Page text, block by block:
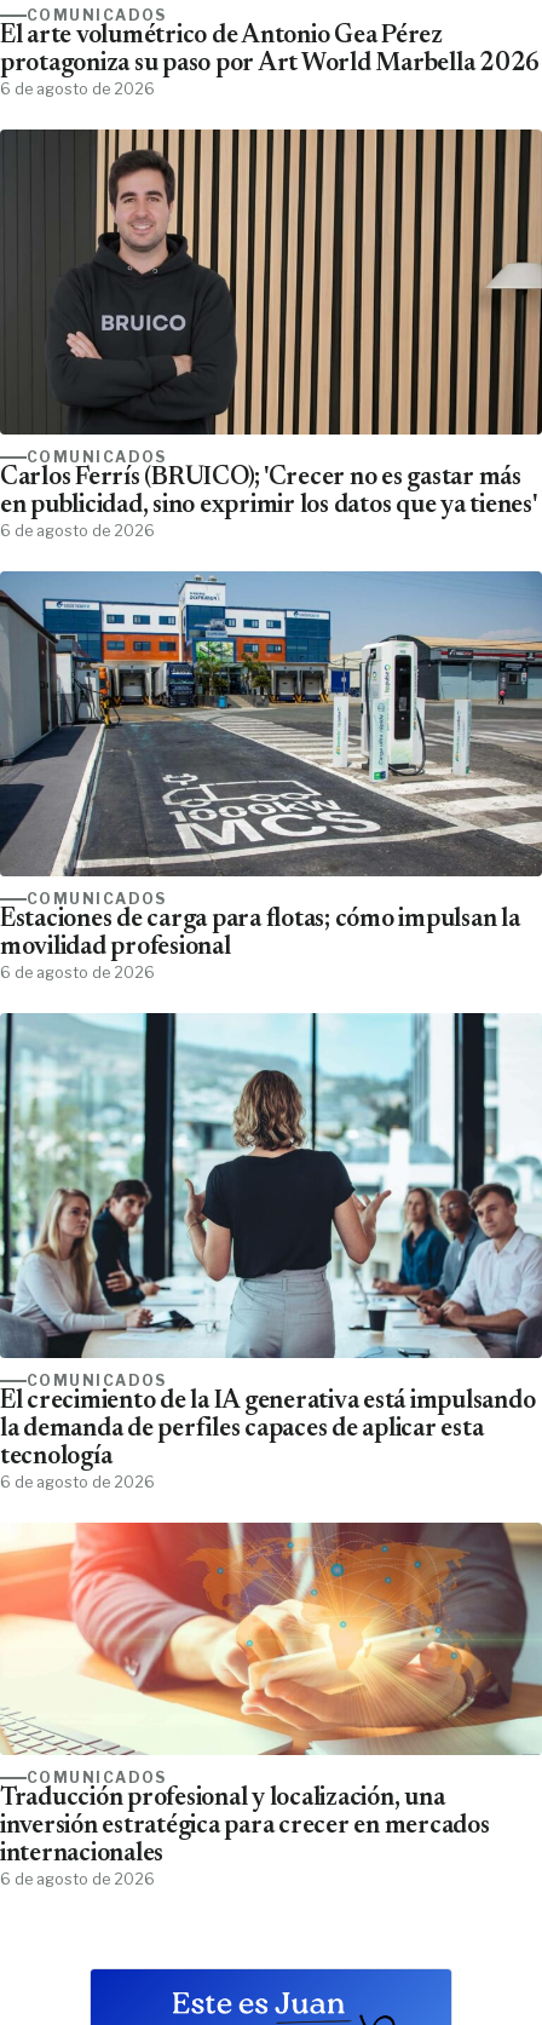
COMUNICADOS
El arte volumétrico de Antonio Gea Pérez
protagoniza su paso por Art World Marbella 2026
6 de agosto de 2026
COMUNICADOS
Carlos Ferrís (BRUICO); 'Crecer no es gastar más
en publicidad, sino exprimir los datos que ya tienes'
6 de agosto de 2026
COMUNICADOS
Estaciones de carga para flotas; cómo impulsan la
movilidad profesional
6 de agosto de 2026
COMUNICADOS
El crecimiento de la IA generativa está impulsando
la demanda de perfiles capaces de aplicar esta
tecnología
6 de agosto de 2026
COMUNICADOS
Traducción profesional y localización, una
inversión estratégica para crecer en mercados
internacionales
6 de agosto de 2026